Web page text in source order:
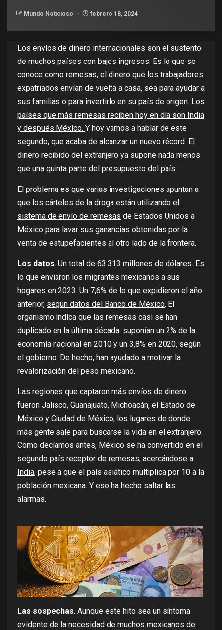
Mundo Noticioso febrero 18, 2024
Los envíos de dinero internacionales son el sustento
de muchos países con bajos ingresos. Es lo que se
conoce como remesas, el dinero que los trabajadores
expatriados envían de vuelta a casa, sea para ayudar a
sus familias o para invertirlo en su país de origen. Los
países que más remesas reciben hoy en día son India
y después México. Y hoy vamos a hablar de este
segundo, que acaba de alcanzar un nuevo récord. El
dinero recibido del extranjero ya supone nada menos
que una quinta parte del presupuesto del país.
El problema es que varias investigaciones apuntan a
que los cárteles de la droga están utilizando el
sistema de envío de remesas de Estados Unidos a
México para lavar sus ganancias obtenidas por la
venta de estupefacientes al otro lado de la frontera.
Los datos. Un total de 63.313 millones de dólares. Es
lo que enviaron los migrantes mexicanos a sus
hogares en 2023. Un 7,6% de lo que expidieron el año
anterior, según datos del Banco de México. El
organismo indica que las remesas casi se han
duplicado en la última década: suponían un 2% de la
economía nacional en 2010 y un 3,8% en 2020, según
el gobierno. De hecho, han ayudado a motivar la
revalorización del peso mexicano.
Las regiones que captaron más envíos de dinero
fueron Jalisco, Guanajuato, Michoacán, el Estado de
México y Ciudad de México, los lugares de donde
más gente sale para buscarse la vida en el extranjero.
Como decíamos antes, México se ha convertido en el
segundo país receptor de remesas, acercándose a
India, pese a que el país asiático multiplica por 10 a la
población mexicana. Y eso ha hecho saltar las
alarmas.
Las sospechas. Aunque este hito sea un síntoma
evidente de la necesidad de muchos mexicanos de